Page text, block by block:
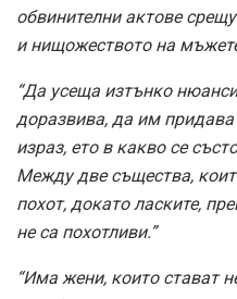
обвинителни актове
и нищожеството на
“Да усеща изтънко
доразвива, да им
израз, ето в какво се
Между две същества,
похот, докато ласките,
не са похотливи.”
“Има жени, които стават